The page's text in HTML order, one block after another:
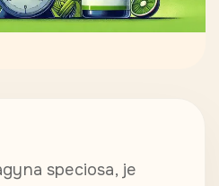
speciosa, je